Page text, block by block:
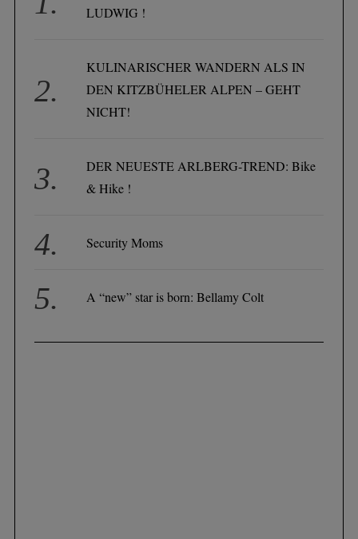
LUDWIG !
KULINARISCHER WANDERN ALS IN
DEN KITZBÜHELER ALPEN – GEHT
NICHT!
DER NEUESTE ARLBERG-TREND: Bike
& Hike !
Security Moms
A “new” star is born: Bellamy Colt